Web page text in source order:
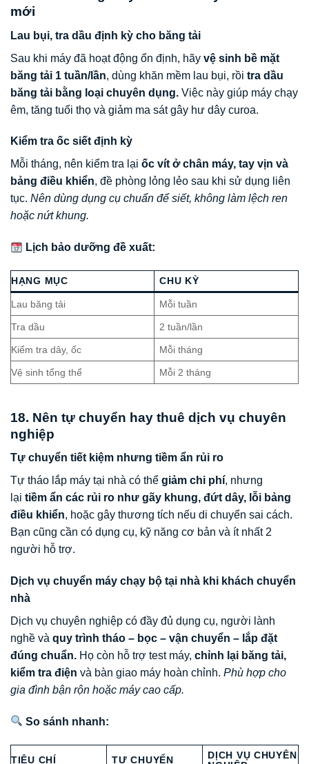
mới
Lau bụi, tra dầu định kỳ cho băng tải
Sau khi máy đã hoạt động ổn định, hãy vệ sinh bề mặt
băng tải 1 tuần/lần, dùng khăn mềm lau bụi, rồi tra dầu
băng tải bằng loại chuyên dụng. Việc này giúp máy chạy
êm, tăng tuổi thọ và giảm ma sát gây hư dây curoa.
Kiểm tra ốc siết định kỳ
Mỗi tháng, nên kiểm tra lại ốc vít ở chân máy, tay vịn và
bảng điều khiển, đề phòng lỏng lẻo sau khi sử dụng liên
tục. Nên dùng dụng cụ chuẩn để siết, không làm lệch ren
hoặc nứt khung.
Lịch bảo dưỡng đề xuất:
HẠNG MỤC CHU KỲ
Lau băng tải Mỗi tuần
Tra dầu 2 tuần/lần
Kiểm tra dây, ốc Mỗi tháng
Vệ sinh tổng thể Mỗi 2 tháng
18. Nên tự chuyển hay thuê dịch vụ chuyên
nghiệp
Tự chuyển tiết kiệm nhưng tiềm ẩn rủi ro
Tự tháo lắp máy tại nhà có thể giảm chi phí, nhưng
lại tiềm ẩn các rủi ro như gãy khung, đứt dây, lỗi bảng
điều khiển, hoặc gây thương tích nếu di chuyển sai cách.
Bạn cũng cần có dụng cụ, kỹ năng cơ bản và ít nhất 2
người hỗ trợ.
Dịch vụ chuyển máy chạy bộ tại nhà khi khách chuyển
nhà
Dịch vụ chuyên nghiệp có đầy đủ dụng cụ, người lành
nghề và quy trình tháo – bọc – vận chuyển – lắp đặt
đúng chuẩn. Họ còn hỗ trợ test máy, chỉnh lại băng tải,
kiểm tra điện và bàn giao máy hoàn chỉnh. Phù hợp cho
gia đình bận rộn hoặc máy cao cấp.
So sánh nhanh:
TIÊU CHÍ TỰ CHUYỂN
DỊCH VỤ CHUYÊN